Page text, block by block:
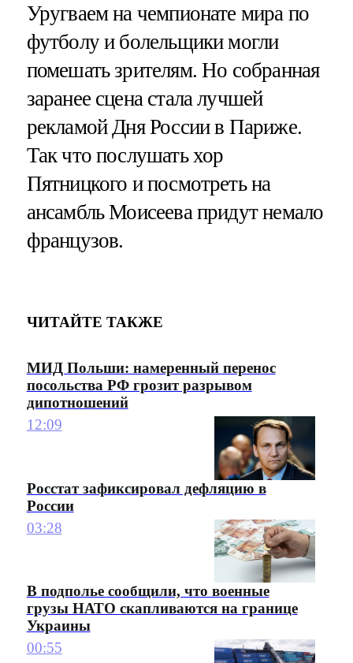
Уругваем на чемпионате мира по
футболу и болельщики могли
помешать зрителям. Но собранная
заранее сцена стала лучшей
рекламой Дня России в Париже.
Так что послушать хор
Пятницкого и посмотреть на
ансамбль Моисеева придут немало
французов.
ЧИТАЙТЕ ТАКЖЕ
МИД Польши: намеренный перенос
посольства РФ грозит разрывом
дипотношений
12:09
Росстат зафиксировал дефляцию в
России
03:28
В подполье сообщили, что военные
грузы НАТО скапливаются на границе
Украины
00:55